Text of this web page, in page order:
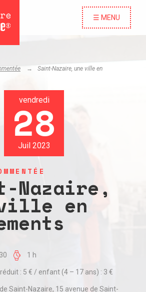
☰ MENU
Saint-Nazaire, une ville en
vendredi
28
Juil 2023
Nazaire,
en
1 h
: 5 € / enfant (4 – 17 ans) : 3 €
Saint-Nazaire, 15 avenue de Saint-